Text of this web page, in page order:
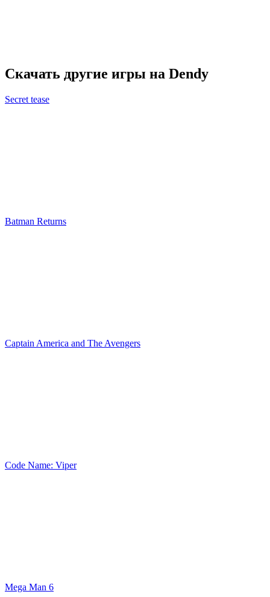
Скачать другие игры на Dendy
Secret tease
Batman Returns
Captain America and The Avengers
Code Name: Viper
Mega Man 6